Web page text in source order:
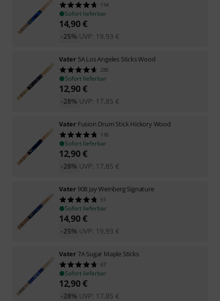
114
Sofort lieferbar
14,90€
UVP: 19,93 €
-25%
Vater 5A Los Angeles Sticks Wood
285
Sofort lieferbar
12,90€
UVP: 17,85 €
-28%
Vater Fusion Drum Stick Hickory Wood
118
Sofort lieferbar
12,90€
UVP: 17,85 €
-28%
Vater 908 Jay Weinberg Signature
51
Sofort lieferbar
14,90€
UVP: 19,93 €
-25%
Vater7A Sugar Maple Sticks
67
Sofort lieferbar
12,90€
UVP: 17,85 €
-28%